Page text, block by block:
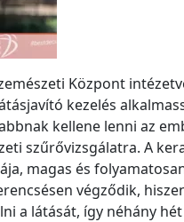
Központ
kezelés
kellene lenni az
szűrővizsgálatra. A
magas és
végződik,
a látását, így néhány